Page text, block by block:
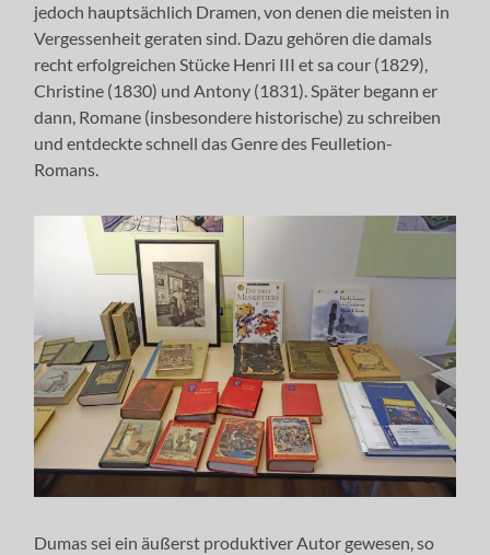
jedoch hauptsächlich Dramen, von denen die meisten in
Vergessenheit geraten sind. Dazu gehören die damals
recht erfolgreichen Stücke Henri III et sa cour (1829),
Christine (1830) und Antony (1831). Später begann er
dann, Romane (insbesondere historische) zu schreiben
und entdeckte schnell das Genre des Feulletion-
Romans.
Dumas sei ein äußerst produktiver Autor gewesen, so